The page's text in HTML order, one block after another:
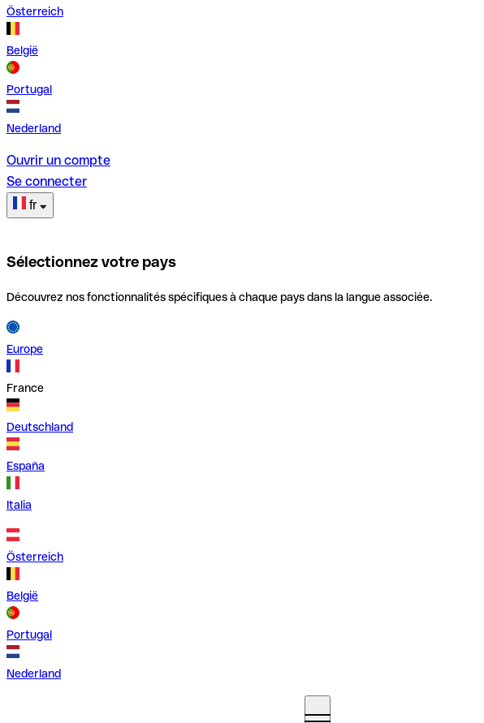
Österreich
België
Portugal
Nederland
Ouvrir un compte
Se connecter
fr
Sélectionnez votre pays
Découvrez nos fonctionnalités spécifiques à chaque pays dans la langue associée.
Europe
France
Deutschland
España
Italia
Österreich
België
Portugal
Nederland